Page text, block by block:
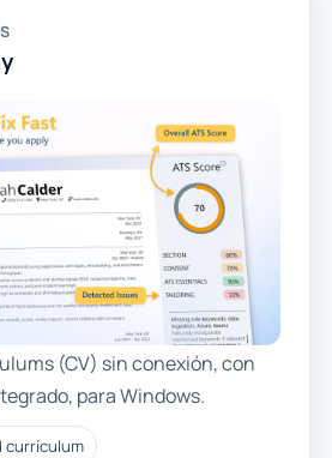
(CV) sin conexión, con
para Windows.
currículum